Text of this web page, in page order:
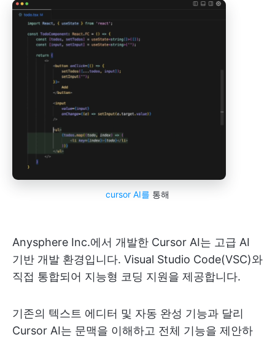
cursor AI를 통해
Anysphere Inc.에서 개발한 Cursor AI는 고급 AI
기반 개발 환경입니다. Visual Studio Code(VSC)와
직접 통합되어 지능형 코딩 지원을 제공합니다.
기존의 텍스트 에디터 및 자동 완성 기능과 달리
Cursor AI는 문맥을 이해하고 전체 기능을 제안하